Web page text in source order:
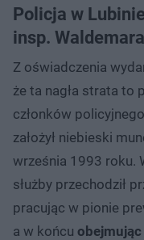
Policja w
insp.
Z oświadczenia
że ta nagła strata to
członków
założył niebieski
września 1993 roku.
służby przechodził
pracując w pionie
a w końcu